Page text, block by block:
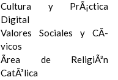
Cultura y PrÃ¡ctica
Digital
Valores Sociales y CÃ­
vicos
Ãrea de ReligiÃ³n
CatÃ³lica